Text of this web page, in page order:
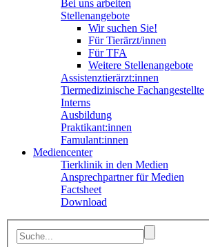
Bei uns arbeiten
Stellenangebote
Wir suchen Sie!
Für Tierärzt/innen
Für TFA
Weitere Stellenangebote
Assistenztierärzt:innen
Tiermedizinische Fachangestellte
Interns
Ausbildung
Praktikant:innen
Famulant:innen
Mediencenter
Tierklinik in den Medien
Ansprechpartner für Medien
Factsheet
Download